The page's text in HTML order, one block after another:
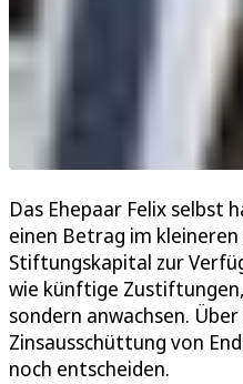
Das Ehepaar Felix selbst
einen Betrag im
Stiftungskapital zur
wie künftige
sondern anwachsen.
Zinsausschüttung von
noch entscheiden.